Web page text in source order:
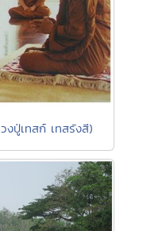
งปู่เทสก์ เทสรังสี)